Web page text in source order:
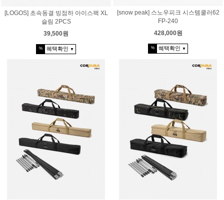
[LOGOS] 초속동결 빙점하 아이스팩 XL
슬림 2PCS
39,500원
% 혜택확인 ▼
[snow peak] 스노우피크 시스템쿨러62
FP-240
428,000원
% 혜택확인 ▼